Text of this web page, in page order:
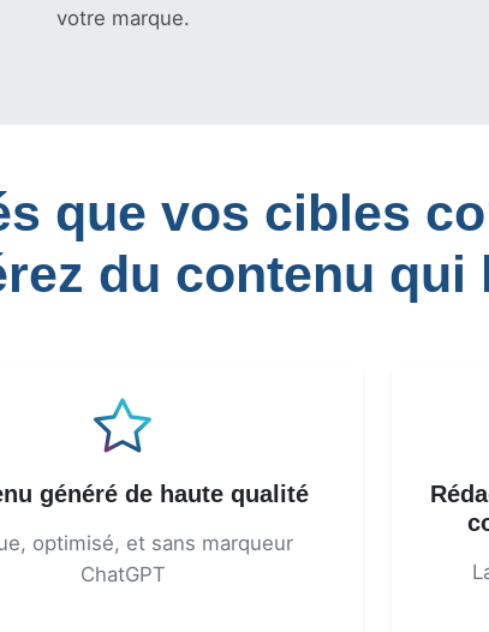
votre marque.
que vos cibles
du contenu qui
généré de haute qualité
optimisé, et sans marqueur
ChatGPT